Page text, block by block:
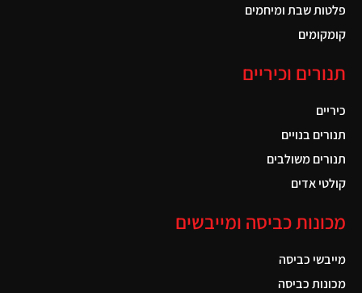
פלטות שבת ומיחמים
קומקומים
תנורים וכיריים
כיריים
תנורים בנויים
תנורים משולבים
קולטי אדים
מכונות כביסה ומייבשים
מייבשי כביסה
מכונות כביסה